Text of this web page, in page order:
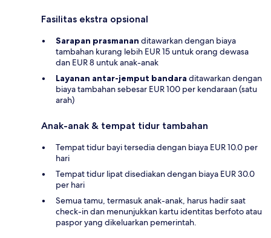
Fasilitas ekstra opsional
Sarapan prasmanan ditawarkan dengan biaya
tambahan kurang lebih EUR 15 untuk orang dewasa
dan EUR 8 untuk anak-anak
Layanan antar-jemput bandara ditawarkan dengan
biaya tambahan sebesar EUR 100 per kendaraan (satu
arah)
Anak-anak & tempat tidur tambahan
Tempat tidur bayi tersedia dengan biaya EUR 10.0 per
hari
Tempat tidur lipat disediakan dengan biaya EUR 30.0
per hari
Semua tamu, termasuk anak-anak, harus hadir saat
check-in dan menunjukkan kartu identitas berfoto atau
paspor yang dikeluarkan pemerintah.